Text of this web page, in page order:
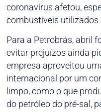
coronavírus afetou,
combustíveis utilizados
Para a Petrobrás, abril
evitar prejuízos ainda
empresa aproveitou
internacional por um
limpo, como o que
do petróleo do pré-sal,